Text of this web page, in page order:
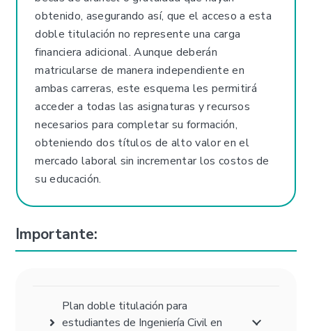
obtenido, asegurando así, que el acceso a esta
doble titulación no represente una carga
financiera adicional. Aunque deberán
matricularse de manera independiente en
ambas carreras, este esquema les permitirá
acceder a todas las asignaturas y recursos
necesarios para completar su formación,
obteniendo dos títulos de alto valor en el
mercado laboral sin incrementar los costos de
su educación.
Importante:
Plan doble titulación para
estudiantes de Ingeniería Civil en